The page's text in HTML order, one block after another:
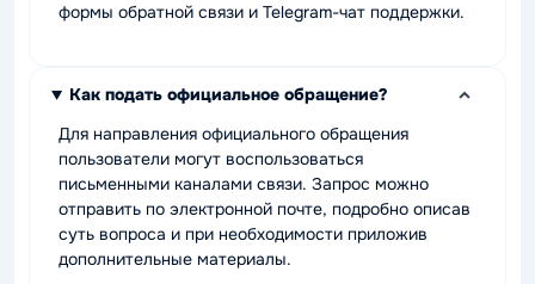
формы обратной связи и Telegram-чат поддержки.
Как подать официальное обращение?
Для направления официального обращения
пользователи могут воспользоваться
письменными каналами связи. Запрос можно
отправить по электронной почте, подробно описав
суть вопроса и при необходимости приложив
дополнительные материалы.